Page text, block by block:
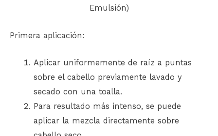
Emulsión)
Primera aplicación:
Aplicar uniformemente de raíz a puntas
sobre el cabello previamente lavado y
secado con una toalla.
Para resultado más intenso, se puede
aplicar la mezcla directamente sobre